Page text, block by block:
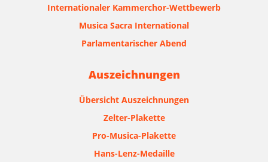
Internationaler Kammerchor-Wettbewerb
Musica Sacra International
Parlamentarischer Abend
Auszeichnungen
Übersicht Auszeichnungen
Zelter-Plakette
Pro-Musica-Plakette
Hans-Lenz-Medaille